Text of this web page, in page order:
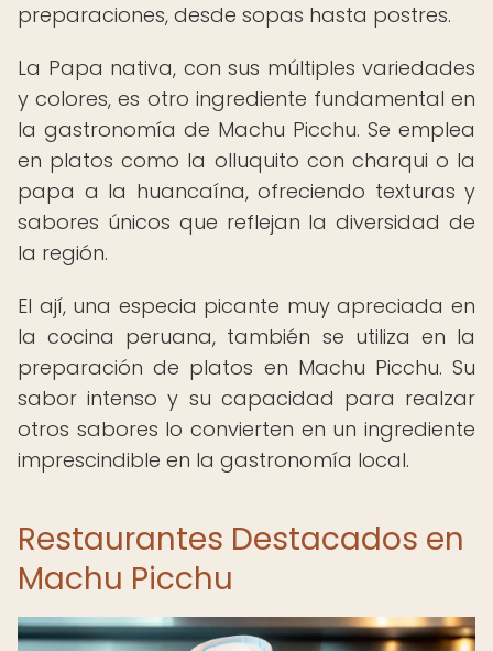
preparaciones, desde sopas hasta postres.
La Papa nativa, con sus múltiples variedades
y colores, es otro ingrediente fundamental en
la gastronomía de Machu Picchu. Se emplea
en platos como la olluquito con charqui o la
papa a la huancaína, ofreciendo texturas y
sabores únicos que reflejan la diversidad de
la región.
El ají, una especia picante muy apreciada en
la cocina peruana, también se utiliza en la
preparación de platos en Machu Picchu. Su
sabor intenso y su capacidad para realzar
otros sabores lo convierten en un ingrediente
imprescindible en la gastronomía local.
Restaurantes Destacados en
Machu Picchu